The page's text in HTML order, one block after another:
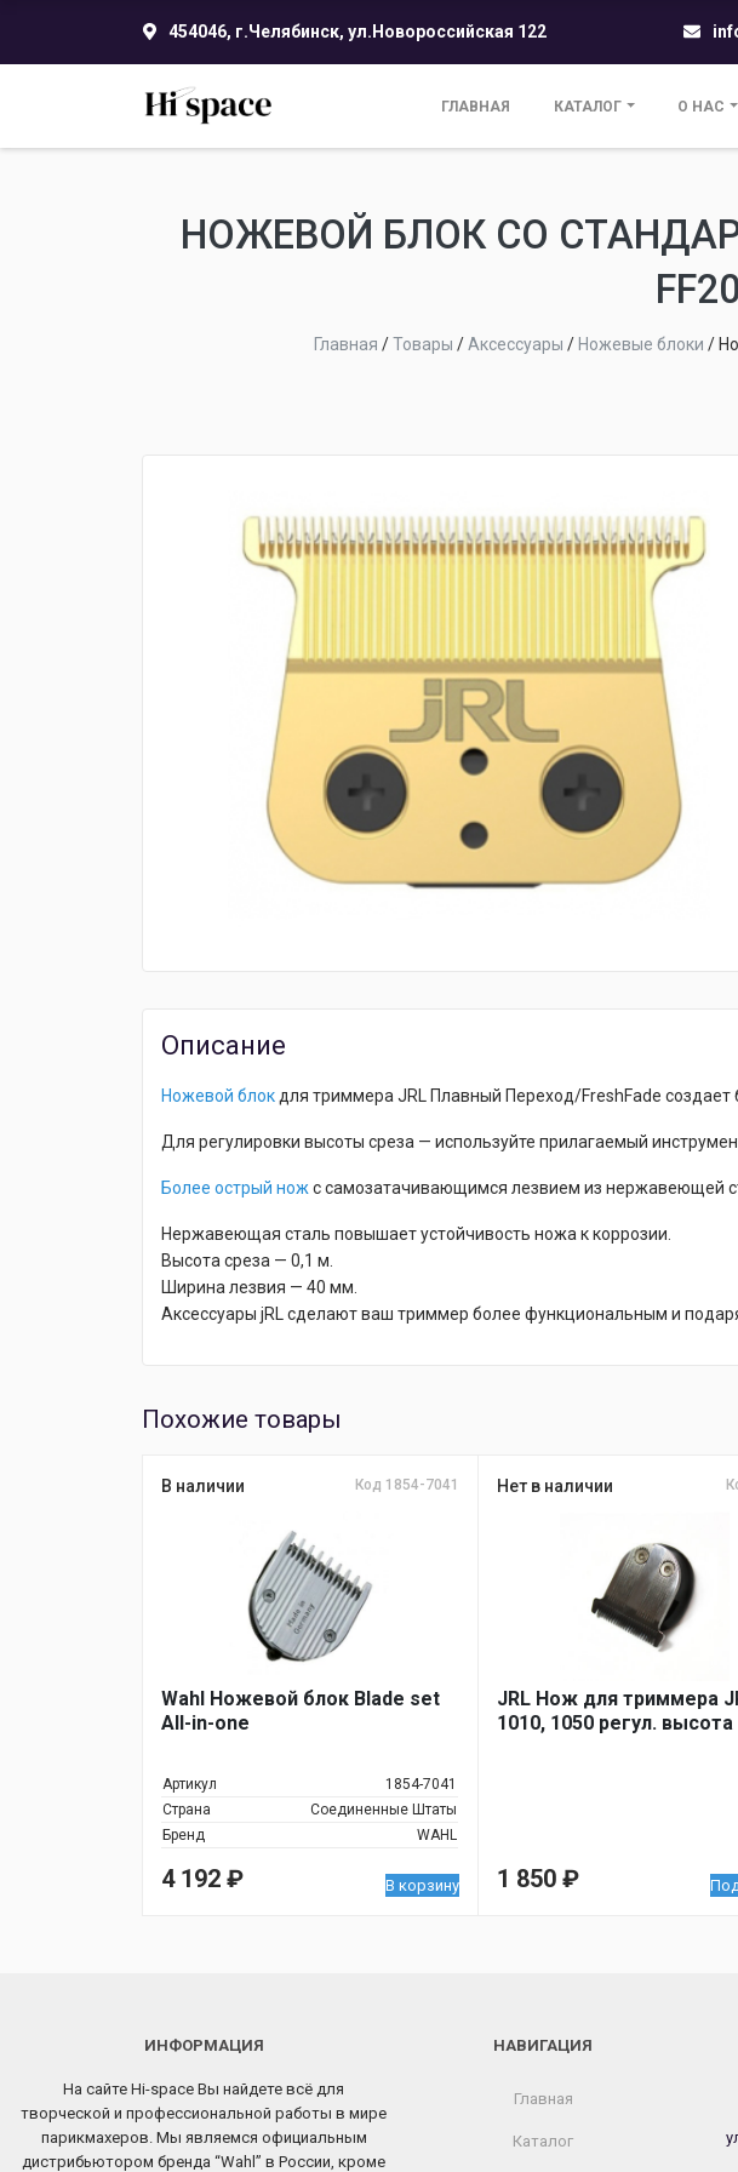
454046, г.Челябинск, ул.Новороссийская 122
ГЛАВНАЯ КАТАЛОГ О НАС
НОЖЕВОЙ БЛОК СО
Главная /Товары /Аксессуары / Ножевые блоки /
Описание
Ножевой блок для триммера JRL Плавный Переход/FreshFade создает
Для регулировки высоты среза — используйте прилагаемый
Более острый нож с самозатачивающимся лезвием из нержавеющей
Нержавеющая сталь повышает устойчивость ножа к коррозии.
Высота среза — 0,1 м.
Ширина лезвия — 40 мм.
Аксессуары jRL сделают ваш триммер более функциональным и
Похожие товары
В наличии Код 1854-7041
Wahl Ножевой блок Blade set
All-in-one
Артикул
1854-7041
Страна
Соединенные Штаты
Бренд
WAHL
4 192 ₽ В корзину
Нет в наличии
JRL Нож для триммера
1010, 1050 регул. высота
1 850 ₽
ИНФОРМАЦИЯ
На сайте Hi-space Вы найдете всё для
творческой и профессиональной работы в мире
парикмахеров. Мы являемся официальным
дистрибьютором бренда “Wahl” в России, кроме
НАВИГАЦИЯ
Главная
Каталог